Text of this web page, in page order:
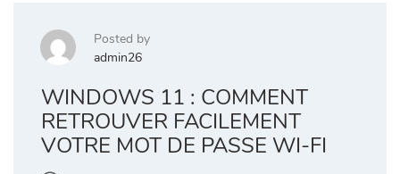
Posted by
admin26
WINDOWS 11 : COMMENT
RETROUVER FACILEMENT
VOTRE MOT DE PASSE WI-FI